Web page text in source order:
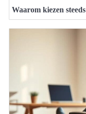
Waarom kiezen